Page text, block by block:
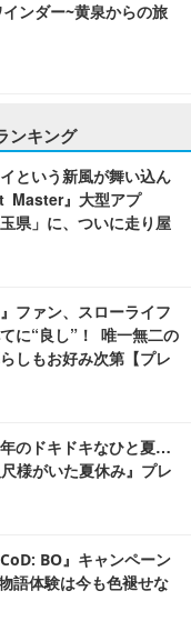
ンダー~黄泉からの旅
ンキング
という新風が舞い込ん
Master』大型アプ
県」に、ついに走り屋
ファン、スローライフ
に“良し”！ 唯一無二の
しもお好み次第【プレ
のドキドキなひと夏…
様がいた夏休み』プレ
BO』キャンペーン
語体験は今も色褪せな